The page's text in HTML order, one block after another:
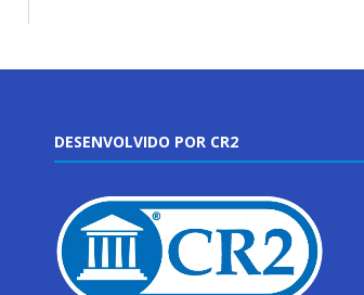
DESENVOLVIDO POR CR2